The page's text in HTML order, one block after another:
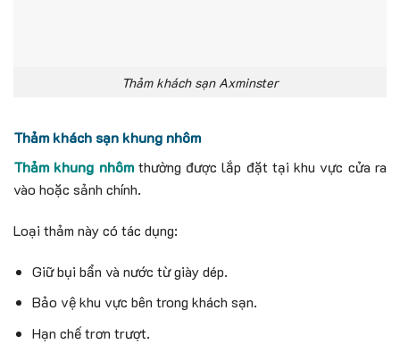
Thảm khách sạn Axminster
Thảm khách sạn khung nhôm
Thảm khung nhômthường được lắp đặt tại khu vực cửa ra
vào hoặc sảnh chính.
Loại thảm này có tác dụng:
Giữ bụi bẩn và nước từ giày dép.
Bảo vệ khu vực bên trong khách sạn.
Hạn chế trơn trượt.